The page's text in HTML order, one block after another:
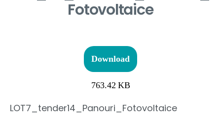
Fotovoltaice
Download
763.42 KB
LOT7_tender14_Panouri_Fotovoltaice